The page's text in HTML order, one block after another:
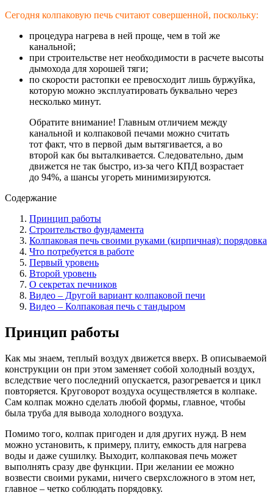
Сегодня колпаковую печь считают совершенной, поскольку:
процедура нагрева в ней проще, чем в той же
канальной;
при строительстве нет необходимости в расчете высоты
дымохода для хорошей тяги;
по скорости растопки ее превосходит лишь буржуйка,
которую можно эксплуатировать буквально через
несколько минут.
Обратите внимание! Главным отличием между
канальной и колпаковой печами можно считать
тот факт, что в первой дым вытягивается, а во
второй как бы выталкивается. Следовательно, дым
движется не так быстро, из-за чего КПД возрастает
до 94%, а шансы угореть минимизируются.
Содержание
Принцип работы
Строительство фундамента
Колпаковая печь своими руками (кирпичная): порядовка
Что потребуется в работе
Первый уровень
Второй уровень
О секретах печников
Видео – Другой вариант колпаковой печи
Видео – Колпаковая печь с тандыром
Принцип работы
Как мы знаем, теплый воздух движется вверх. В описываемой
конструкции он при этом заменяет собой холодный воздух,
вследствие чего последний опускается, разогревается и цикл
повторяется. Круговорот воздуха осуществляется в колпаке.
Сам колпак можно сделать любой формы, главное, чтобы
была труба для вывода холодного воздуха.
Помимо того, колпак пригоден и для других нужд. В нем
можно установить, к примеру, плиту, емкость для нагрева
воды и даже сушилку. Выходит, колпаковая печь может
выполнять сразу две функции. При желании ее можно
возвести своими руками, ничего сверхсложного в этом нет,
главное – четко соблюдать порядовку.